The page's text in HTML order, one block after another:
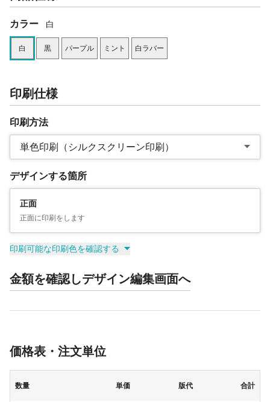
カラー 白
白 黒 パープル ミント 白ラバー
印刷仕様
印刷方法
単色印刷（シルクスクリーン印刷）
デザインする箇所
正面
正面に印刷をします
印刷可能な印刷色を確認する
金額を確認しデザイン編集画面へ
価格表・注文単位
数量 単価 版代 合計